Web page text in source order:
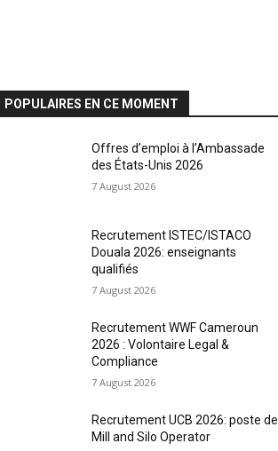
POPULAIRES EN CE MOMENT
Offres d’emploi à l’Ambassade
des États-Unis 2026
7 August 2026
Recrutement ISTEC/ISTACO
Douala 2026: enseignants
qualifiés
7 August 2026
Recrutement WWF Cameroun
2026 : Volontaire Legal &
Compliance
7 August 2026
Recrutement UCB 2026: poste de
Mill and Silo Operator